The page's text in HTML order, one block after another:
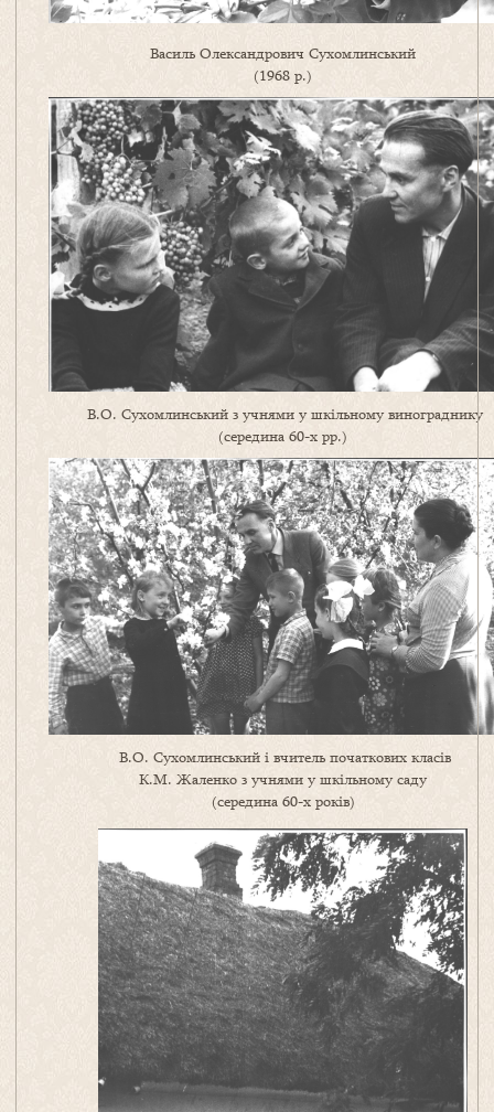
Василь Олександрович Сухомлинський
(1968 р.)
В.О. Сухомлинський з учнями у шкільному винограднику
(середина 60-х рр.)
В.О. Сухомлинський і вчитель початкових класів
К.М. Жаленко з учнями у шкільному саду
(середина 60-х років)